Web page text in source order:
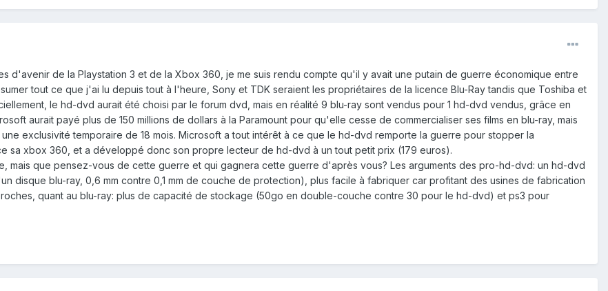
d'avenir de la Playstation 3 et de la Xbox 360, je me suis rendu compte qu'il y avait une putain de guerre économique entre
tout ce que j'ai lu depuis tout à l'heure, Sony et TDK seraient les propriétaires de la licence Blu-Ray tandis que Toshiba et
le hd-dvd aurait été choisi par le forum dvd, mais en réalité 9 blu-ray sont vendus pour 1 hd-dvd vendus, grâce en
aurait payé plus de 150 millions de dollars à la Paramount pour qu'elle cesse de commercialiser ses films en blu-ray, mais
exclusivité temporaire de 18 mois. Microsoft a tout intérêt à ce que le hd-dvd remporte la guerre pour stopper la
sa xbox 360, et a développé donc son propre lecteur de hd-dvd à un tout petit prix (179 euros).
mais que pensez-vous de cette guerre et qui gagnera cette guerre d'après vous? Les arguments des pro-hd-dvd: un hd-dvd
disque blu-ray, 0,6 mm contre 0,1 mm de couche de protection), plus facile à fabriquer car profitant des usines de fabrication
quant au blu-ray: plus de capacité de stockage (50go en double-couche contre 30 pour le hd-dvd) et ps3 pour